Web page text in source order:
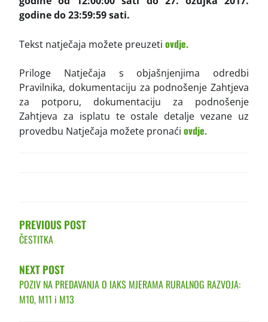
godine do 23:59:59 sati.
Tekst natječaja možete preuzeti ovdje.
Priloge Natječaja s objašnjenjima odredbi
Pravilnika, dokumentaciju za podnošenje Zahtjeva
za potporu, dokumentaciju za podnošenje
Zahtjeva za isplatu te ostale detalje vezane uz
provedbu Natječaja možete pronaći ovdje.
PREVIOUS POST
ČESTITKA
NEXT POST
POZIV NA PREDAVANJA O IAKS MJERAMA RURALNOG RAZVOJA:
M10, M11 i M13